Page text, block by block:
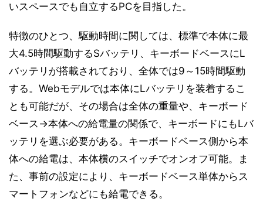
いスペースでも自立するPCを目指した。
特徴のひとつ、駆動時間に関しては、標準で本体に最
大4.5時間駆動するSバッテリ、キーボードベースにL
バッテリが搭載されており、全体では9～15時間駆動
する。Webモデルでは本体にLバッテリを装着するこ
とも可能だが、その場合は全体の重量や、キーボード
ベース→本体への給電量の関係で、キーボードにもLバ
ッテリを選ぶ必要がある。キーボードベース側から本
体への給電は、本体横のスイッチでオンオフ可能。ま
た、事前の設定により、キーボードベース単体からス
マートフォンなどにも給電できる。